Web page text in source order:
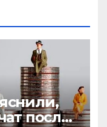
после